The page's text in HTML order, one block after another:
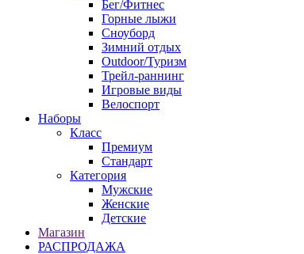
Бег/Фитнес
Горные лыжи
Сноуборд
Зимний отдых
Outdoor/Туризм
Трейл-раннинг
Игровые виды
Велоспорт
Наборы
Класс
Премиум
Стандарт
Категория
Мужские
Женские
Детские
Магазин
РАСПРОДАЖА